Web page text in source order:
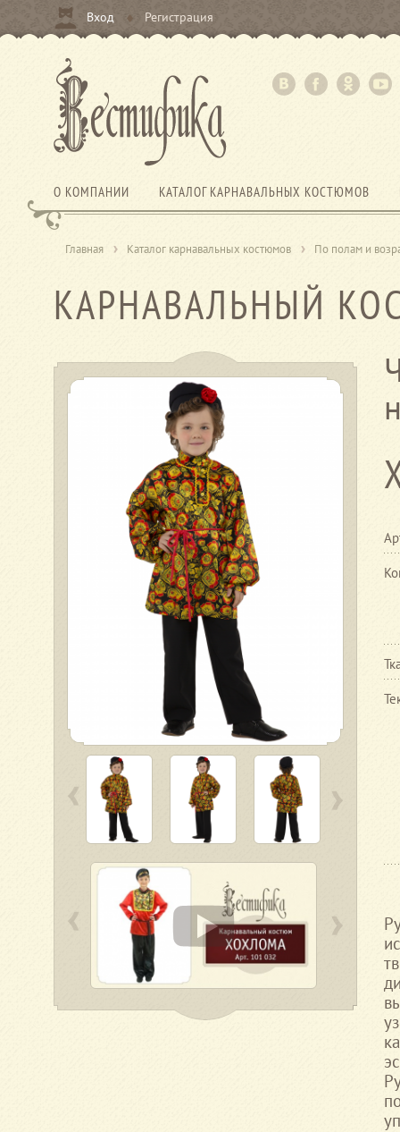
Вход Регистрация
О КОМПАНИИ КАТАЛОГ КАРНАВАЛЬНЫХ КОСТЮМОВ
Главная Каталог карнавальных костюмов По полам и
КАРНАВАЛЬНЫЙ